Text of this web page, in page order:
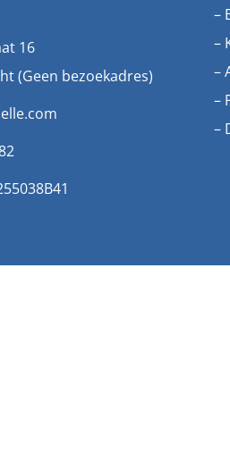
16
(Geen bezoekadres)
–
–
–
–
–